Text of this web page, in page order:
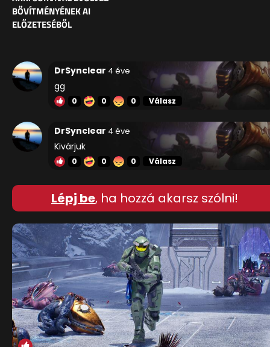
BŐVÍTMÉNYÉNEK AI
ELŐZETESÉBŐL
DrSynclear 4 éve
gg
0 0 0 Válasz
DrSynclear 4 éve
Kivárjuk
0 0 0 Válasz
Lépj be, ha hozzá akarsz szólni!